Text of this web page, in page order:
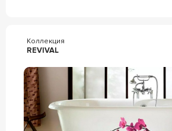
Коллекция
REVIVAL